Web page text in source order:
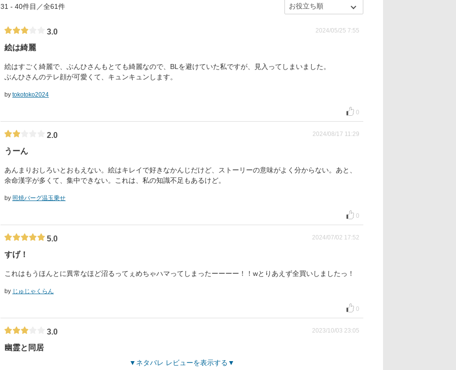
31 - 40件目／全61件
3.0 2024/05/25 7:55
絵は綺麗
絵はすごく綺麗で、ぶんひさんもとても綺麗なので、BLを避けていた私ですが、見入ってしまいました。
ぶんひさんのテレ顔が可愛くて、キュンキュンします。
by tokotoko2024
0
2.0 2024/08/17 11:29
うーん
あんまりおしろいとおもえない。絵はキレイで好きなかんじだけど、ストーリーの意味がよく分からない。あと、
余命漢字が多くて、集中できない。これは、私の知識不足もあるけど。
by 照焼バーグ温玉乗せ
0
5.0 2024/07/02 17:52
すげ！
これはもうほんとに異常なほど沼るってぇめちゃハマってしまったーーーー！！wとりあえず全買いしましたっ！
by じゅじゃくらん
0
3.0 2023/10/03 23:05
幽霊と同居
ネタバレ レビューを表示する